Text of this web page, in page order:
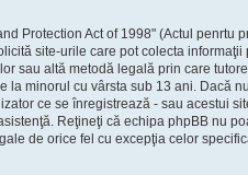
Protection Act of 1998" (Actul penrtu
site-urile care pot colecta
sau altă metodă legală prin care
la minorul cu vârsta sub 13 ani. Dacă
ce se înregistrează - sau acestui
Reţineţi că echipa phpBB nu
de orice fel cu excepţia celor